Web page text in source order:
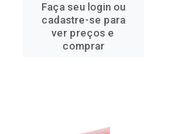
Faça seu login ou
cadastre-se para
ver preços e
comprar